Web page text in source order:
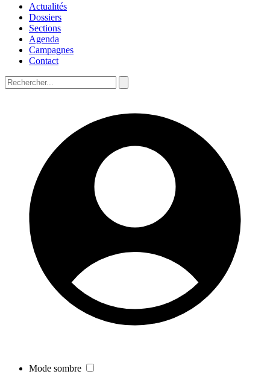
Actualités
Dossiers
Sections
Agenda
Campagnes
Contact
Mode sombre